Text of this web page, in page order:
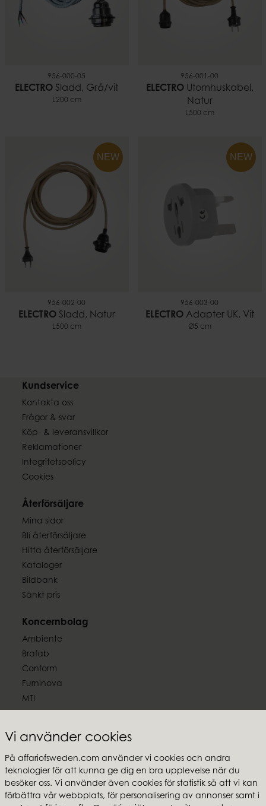
Vi använder cookies
På affariofsweden.com använder vi cookies och andra
teknologier för att kunna ge dig en bra upplevelse när du
besöker oss. Vi använder även cookies för statistik så att vi kan
förbättra vår webbplats, för personalisering av annonser samt i
956-000-05
ELECTRO Sladd, Grå/vit
L200 cm
956-001-00
ELECTROUtomhuskabel,
Natur
L500 cm
NEW
956-002-00
ELECTROSladd, Natur
L500 cm
NEW
956-003-00
ELECTROAdapter UK, Vit
Ø5 cm
Kundservice
Kontakta oss
Frågor & svar
Köp- & leveransvillkor
Reklamationer
Integritetspolicy
Cookies
Återförsäljare
Mina sidor
Bli återförsäljare
Hitta återförsäljare
Kataloger
Bildbank
Sänkt pris
Koncernbolag
Ambiente
Brafab
Conform
Furninova
MTI
Affari of Sweden